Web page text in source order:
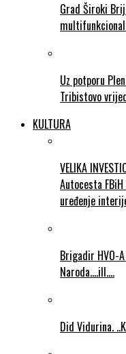
Grad Široki
Uz potporu
Tribistovo
KULTURA
VELIKA
Autocesta
uređenje
Brigadir HVO-
Naroda….ill….
Did Vidurina.